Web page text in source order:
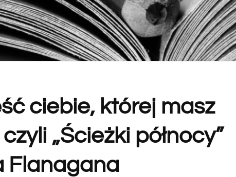
ciebie, której masz
„Ścieżki północy”
Flanagana